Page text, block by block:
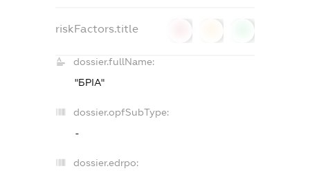
riskFactors.title
dossier.fullName:
"БРІА"
dossier.opfSubType:
-
dossier.edrpo: